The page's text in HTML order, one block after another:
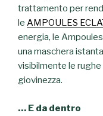
trattamento per
le AMPOULES
energia, le
una maschera
visibilmente le rughe
giovinezza.
… E da dentro